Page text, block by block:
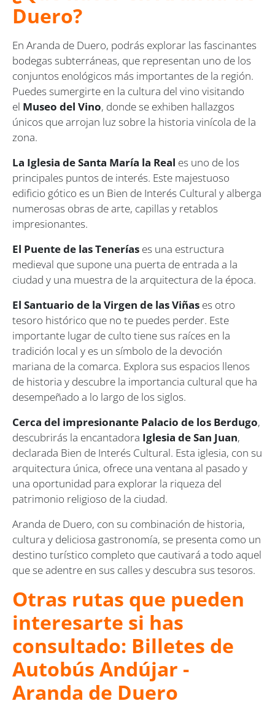
Duero?
En Aranda de Duero, podrás explorar las fascinantes
bodegas subterráneas, que representan uno de los
conjuntos enológicos más importantes de la región.
Puedes sumergirte en la cultura del vino visitando
el Museo del Vino, donde se exhiben hallazgos
únicos que arrojan luz sobre la historia vinícola de la
zona.
La Iglesia de Santa María la Real es uno de los
principales puntos de interés. Este majestuoso
edificio gótico es un Bien de Interés Cultural y alberga
numerosas obras de arte, capillas y retablos
impresionantes.
El Puente de las Tenerías es una estructura
medieval que supone una puerta de entrada a la
ciudad y una muestra de la arquitectura de la época.
El Santuario de la Virgen de las Viñas es otro
tesoro histórico que no te puedes perder. Este
importante lugar de culto tiene sus raíces en la
tradición local y es un símbolo de la devoción
mariana de la comarca. Explora sus espacios llenos
de historia y descubre la importancia cultural que ha
desempeñado a lo largo de los siglos.
Cerca del impresionante Palacio de los Berdugo,
descubrirás la encantadora Iglesia de San Juan,
declarada Bien de Interés Cultural. Esta iglesia, con su
arquitectura única, ofrece una ventana al pasado y
una oportunidad para explorar la riqueza del
patrimonio religioso de la ciudad.
Aranda de Duero, con su combinación de historia,
cultura y deliciosa gastronomía, se presenta como un
destino turístico completo que cautivará a todo aquel
que se adentre en sus calles y descubra sus tesoros.
Otras rutas que pueden
interesarte si has
consultado: Billetes de
Autobús Andújar -
Aranda de Duero